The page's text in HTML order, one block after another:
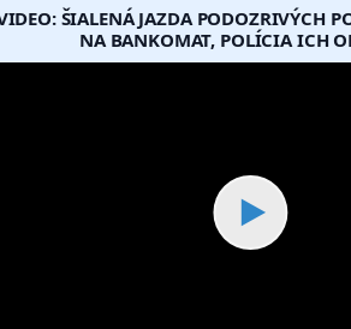
ŠIALENÁ JAZDA PODOZRIVÝCH
NA BANKOMAT, POLÍCIA ICH
▶